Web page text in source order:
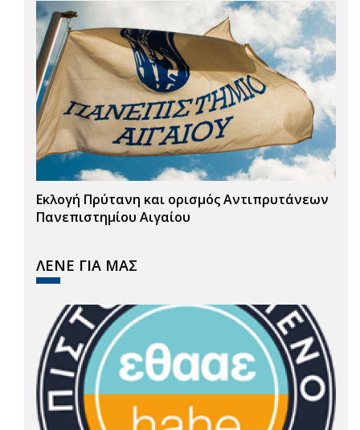
Εκλογή Πρύτανη και ορισμός Αντιπρυτάνεων
Πανεπιστημίου Αιγαίου
ΛΕΝΕ ΓΙΑ ΜΑΣ